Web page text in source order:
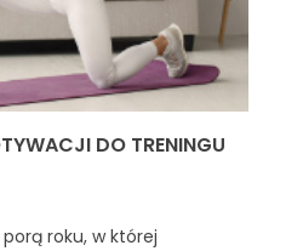
DO TRENINGU
roku, w której